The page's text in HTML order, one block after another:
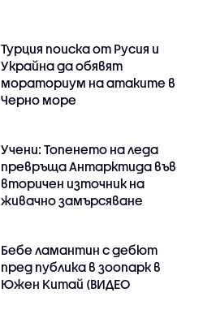
Турция поиска от Русия и
Украйна да обявят
мораториум на атаките в
Черно море
Учени: Топенето на леда
превръща Антарктида във
вторичен източник на
живачно замърсяване
Бебе ламантин с дебют
пред публика в зоопарк в
Южен Китай (ВИДЕО